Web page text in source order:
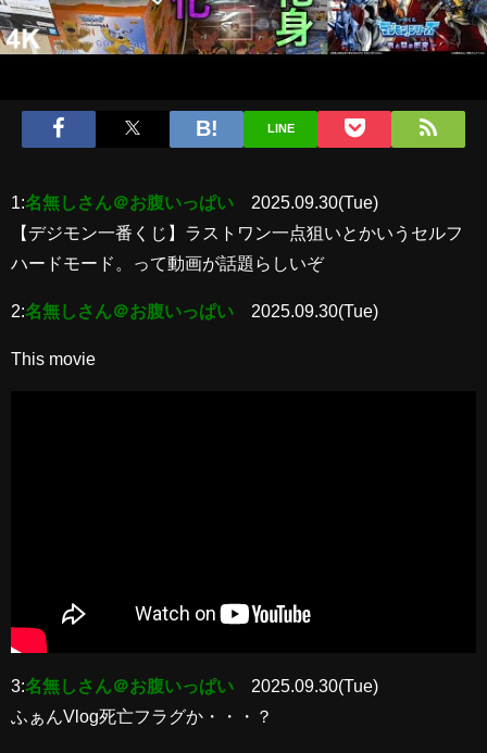
LINE
1:名無しさん＠お腹いっぱい
2025.09.30(Tue)
【デジモン一番くじ】ラストワン一点狙いとかいうセルフ
ハードモード。って動画が話題らしいぞ
2:名無しさん＠お腹いっぱい 2025.09.30(Tue)
This movie
3:名無しさん＠お腹いっぱい
2025.09.30(Tue)
ふぁんVlog死亡フラグか・・・？